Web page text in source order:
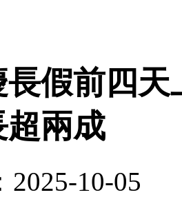
假前四
超兩成
10-05